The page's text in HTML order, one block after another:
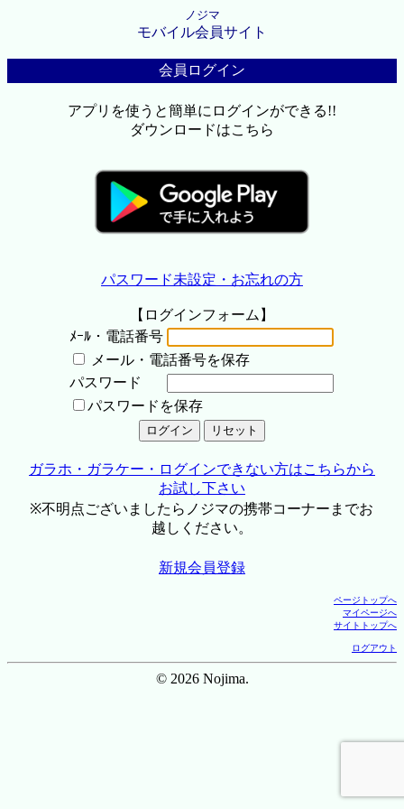
ノジマ
モバイル会員サイト
会員ログイン
アプリを使うと簡単にログインができる!!
ダウンロードはこちら
パスワード未設定・お忘れの方
【ログインフォーム】
ﾒｰﾙ・電話番号
メール・電話番号を保存
パスワード
パスワードを保存
ガラホ・ガラケー・ログインできない方はこちらから
お試し下さい
※不明点ございましたらノジマの携帯コーナーまでお
越しください。
新規会員登録
ページトップへ
マイページへ
サイトトップへ
ログアウト
© 2026 Nojima.